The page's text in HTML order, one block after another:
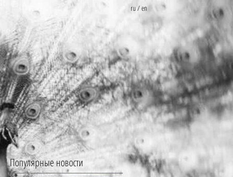
ru /en
Популярные новости